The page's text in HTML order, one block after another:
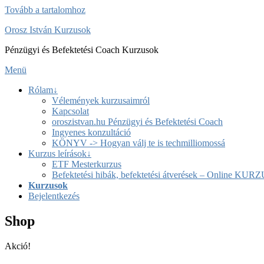
Tovább a tartalomhoz
Orosz István Kurzusok
Pénzügyi és Befektetési Coach Kurzusok
Menü
Rólam↓
Vélemények kurzusaimról
Kapcsolat
oroszistvan.hu Pénzügyi és Befektetési Coach
Ingyenes konzultáció
KÖNYV -> Hogyan válj te is techmilliomossá
Kurzus leírások↓
ETF Mesterkurzus
Befektetési hibák, befektetési átverések – Online
Kurzusok
Bejelentkezés
Shop
Akció!